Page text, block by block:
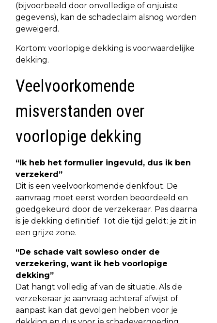
(bijvoorbeeld door onvolledige of onjuiste
gegevens), kan de schadeclaim alsnog worden
geweigerd.
Kortom: voorlopige dekking is voorwaardelijke
dekking.
Veelvoorkomende
misverstanden over
voorlopige dekking
“Ik heb het formulier ingevuld, dus ik ben
verzekerd”
Dit is een veelvoorkomende denkfout. De
aanvraag moet eerst worden beoordeeld en
goedgekeurd door de verzekeraar. Pas daarna
is je dekking definitief. Tot die tijd geldt: je zit in
een grijze zone.
“De schade valt sowieso onder de
verzekering, want ik heb voorlopige
dekking”
Dat hangt volledig af van de situatie. Als de
verzekeraar je aanvraag achteraf afwijst of
aanpast kan dat gevolgen hebben voor je